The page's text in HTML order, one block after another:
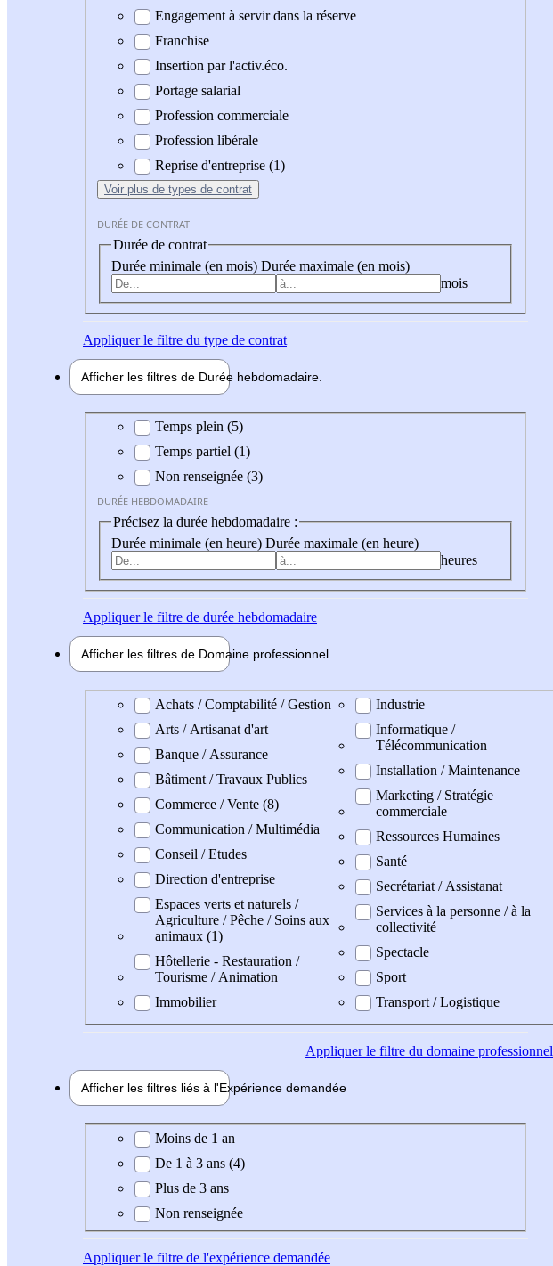
Engagement à servir dans la réserve
Franchise
Insertion par l'activ.éco.
Portage salarial
Profession commerciale
Profession libérale
Reprise d'entreprise (1)
Voir plus de types de contrat
DURÉE DE CONTRAT
Durée de contrat
Durée minimale (en mois) Durée maximale (en mois)
mois
Appliquerle filtre du type de contrat
Afficher les filtres de Durée hebdomadaire
Durée hebdomadaire
Temps plein (5)
Temps partiel (1)
Non renseignée (3)
DURÉE HEBDOMADAIRE
Précisez la durée hebdomadaire :
Durée minimale (en heure) Durée maximale (en heure)
heures
Appliquerle filtre de durée hebdomadaire
Afficher les filtres de Domaine professionnel
Domaine professionel
Achats / Comptabilité / Gestion
Arts / Artisanat d'art
Banque / Assurance
Bâtiment / Travaux Publics
Commerce / Vente (8)
Communication / Multimédia
Conseil / Etudes
Direction d'entreprise
Espaces verts et naturels /
Agriculture / Pêche / Soins aux
animaux (1)
Hôtellerie - Restauration /
Tourisme / Animation
Immobilier
Industrie
Informatique /
Télécommunication
Installation / Maintenance
Marketing / Stratégie
commerciale
Ressources Humaines
Santé
Secrétariat / Assistanat
Services à la personne / à la
collectivité
Spectacle
Sport
Transport / Logistique
Appliquerle filtre du domaine professionnel
Afficher les filtres liés à l'Expérience demandée
Expérience demandée
Moins de 1 an
De 1 à 3 ans (4)
Plus de 3 ans
Non renseignée
Appliquerle filtre de l'expérience demandée